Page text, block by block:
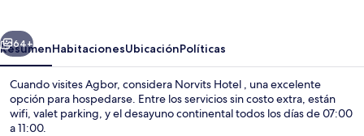
Siguiente
64+
ResumenHabitacionesUbicaciónPolíticas
Cuando visites Agbor, considera Norvits Hotel , una excelente
opción para hospedarse. Entre los servicios sin costo extra, están
wifi, valet parking, y el desayuno continental todos los días de 07:00
a 11:00.